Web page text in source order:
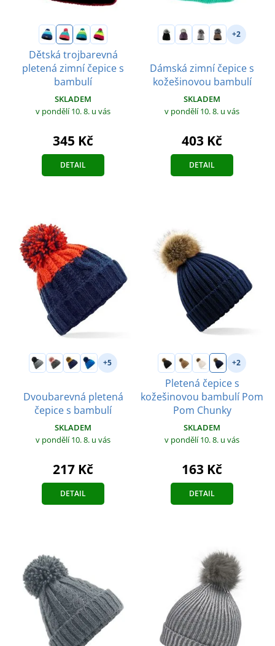
Dětská trojbarevná
pletená zimní čepice s
bambulí
SKLADEM
v pondělí 10. 8. u vás
345 Kč
DETAIL
+2
Dámská zimní čepice s
kožešinovou bambulí
SKLADEM
v pondělí 10. 8. u vás
403 Kč
DETAIL
+5
Dvoubarevná pletená
čepice s bambulí
SKLADEM
v pondělí 10. 8. u vás
217 Kč
DETAIL
+2
Pletená čepice s
kožešinovou bambulí Pom
Pom Chunky
SKLADEM
v pondělí 10. 8. u vás
163 Kč
DETAIL